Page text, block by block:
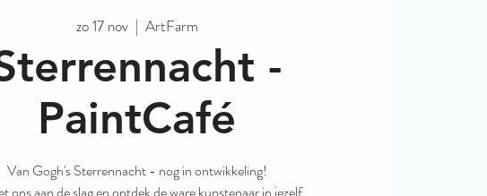
zo 17 nov
  |
ArtFarm
-
PaintCafé
Van Gogh's Sterrennacht - nog in ontwikkeling!